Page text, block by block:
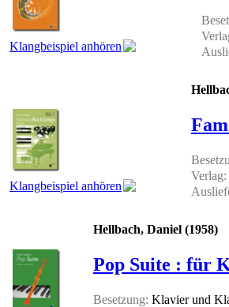
Klangbeispiel anhören
Klangbeispiel anhören
Verlag:
Hellbach, Daniel (1958)
Pop Suite : für
Besetzung: Klavier und